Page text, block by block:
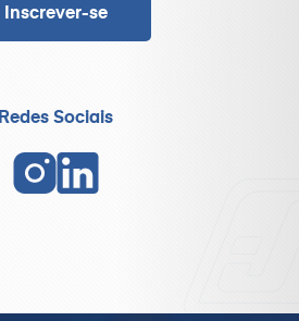
Redes Sociais